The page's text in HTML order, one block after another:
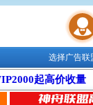
联盟学院
选择广告
起高价收量